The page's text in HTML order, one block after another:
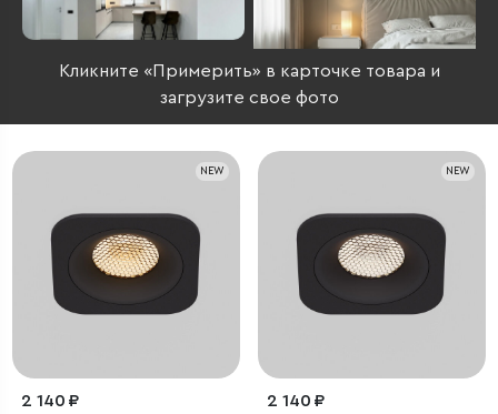
Кликните «Примерить» в карточке товара и
загрузите свое фото
NEW
2 140 ₽
NEW
2 140 ₽